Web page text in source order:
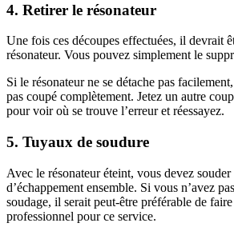
4. Retirer le résonateur
Une fois ces découpes effectuées, il devrait
résonateur. Vous pouvez simplement le
Si le résonateur ne se détache pas
pas coupé complètement. Jetez un autre
pour voir où se trouve l’erreur et réessayez.
5. Tuyaux de soudure
Avec le résonateur éteint, vous devez
d’échappement ensemble. Si vous n’avez
soudage, il serait peut-être préférable de
professionnel pour ce service.